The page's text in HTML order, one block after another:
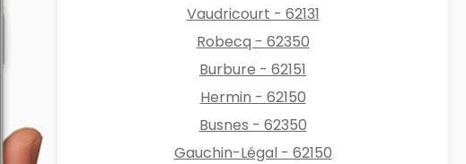
Vaudricourt - 62131
Robecq - 62350
Burbure - 62151
Hermin - 62150
Busnes - 62350
Gauchin-Légal - 62150